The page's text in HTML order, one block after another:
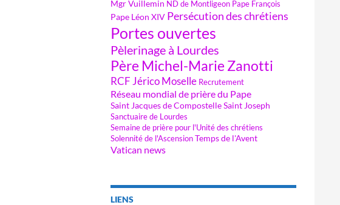
Mgr Vuillemin ND de Montligeon Pape François
Pape Léon XIV Persécution des chrétiens
Portes ouvertes
Pèlerinage à Lourdes
Père Michel-Marie Zanotti
RCF Jérico Moselle Recrutement
Réseau mondial de prière du Pape
Saint Jacques de CompostelleSaint Joseph
Sanctuaire de Lourdes
Semaine de prière pour l'Unité des chrétiens
Solennité de l'AscensionTemps de l'Avent
Vatican news
LIENS